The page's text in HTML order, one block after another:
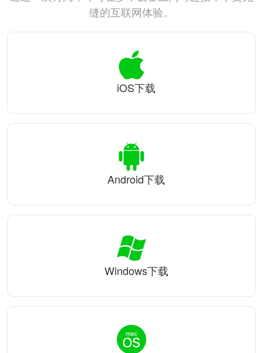
缝的互联网体验。
iOS下载
Android下载
Windows下载